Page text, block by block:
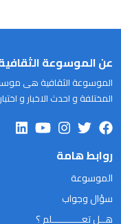
عن الموسوعة
الموسوعة الثقافية هى
المختلفة و احدث الاخبار و
روابط هامة
الموسوعة
سؤال وجواب
هــل تعـــــــــــلم ؟